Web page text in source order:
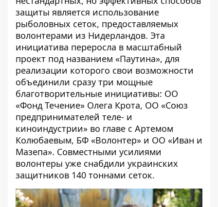
защиты является использование
рыболовных сеток, предоставляемых
волонтерами из Нидерландов. Эта
инициатива переросла в масштабный
проект под названием «Паутина», для
реализации которого свои возможности
объединили сразу три мощные
благотворительные инициативы: ОО
«Фонд Течение» Олега Крота, ОО «Союз
предпринимателей теле- и
киноиндустрии» во главе с Артемом
Колюбаевым, БФ «Волонтер» и ОО «Иван и
Мазепа». Совместными усилиями
волонтеры уже снабдили украинских
защитников 140 тоннами сеток.